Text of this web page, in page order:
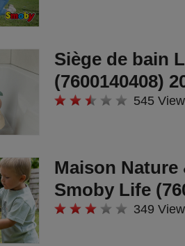
Siège de bain
(7600140408)
545
Maison Nature
Smoby Life
349